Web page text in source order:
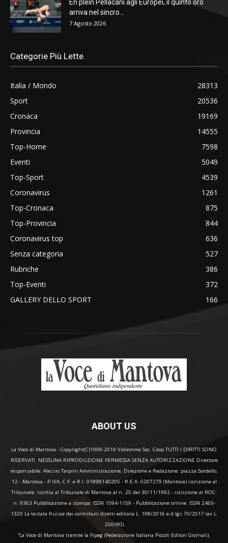
En plein Pellacani agli Europei, il quinto oro
arriva nel sincro...
7 Agosto 2026
Categorie Più Lette
Italia / Mondo
28313
Sport
20536
Cronaca
19169
Provincia
14555
Top-Home
7598
Eventi
5049
Top-Sport
4539
Coronavirus
1261
Top-Cronaca
875
Top-Provincia
844
Coronavirus top
636
Senza categoria
527
Rubriche
386
Top-Eventi
372
GALLERY DELLO SPORT
166
ABOUT US
La Voce di Mantova - Copyright(C)1999-2019 Vidiemme Soc. Coop TUTTI I DIRITTI SONO
RISERVATI. NESSUNA RIPRODUZIONE PERMESSA SENZA AUTORIZZAZIONE Direttore
responsabile: Alessio Tarpini Amministrazione, Direzione e Redazione: piazza Sordello,
12 - Mantova - P.IVA, C.F. e R.I. 01898140205 - R.E.A. 0207279 (Mantova) iscrizione al
Tribunale: iscritta al Tribunale di Mantova al n. 25 del 30/11/1992 - iscrizione al ROC:
n. 9363 Pubblicazione a stampa: ISSN 1594-1159 - Pubblicazione online: ISSN 2465-
132X La testata fruisce dei contributi diretti editoria L. 198/2016 e d.lgs 70/2017 (ex L.
250/90)
“La Voce di Mantova tramite la Fipeg (Federazione Italiana Piccoli Editori Giornali),